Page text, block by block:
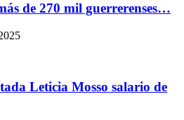
de 270 mil guerrerenses…
Leticia Mosso salario de